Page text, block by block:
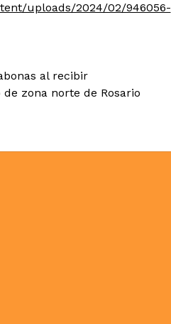
uploads/2024/02/946056-
al recibir
zona norte de Rosario